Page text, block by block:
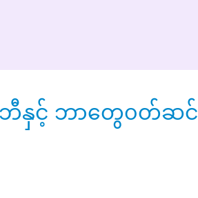
းဘီနှင့် ဘာတွေ၀တ်ဆင်